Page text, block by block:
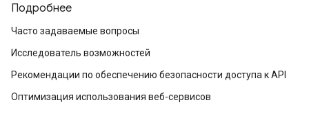
Подробнее
Часто задаваемые вопросы
Исследователь возможностей
Рекомендации по обеспечению безопасности доступа к API
Оптимизация использования веб-сервисов